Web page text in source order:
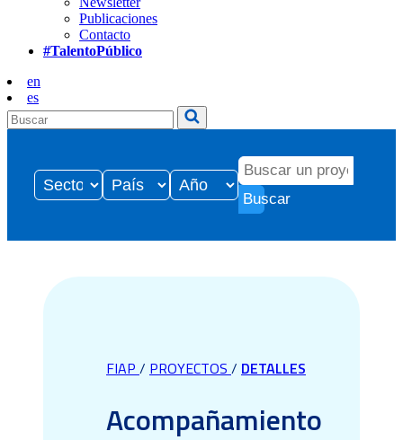
Publicaciones
Contacto
#TalentoPúblico
en
es
Buscar
FIAP / PROYECTOS / DETALLES
Acompañamiento